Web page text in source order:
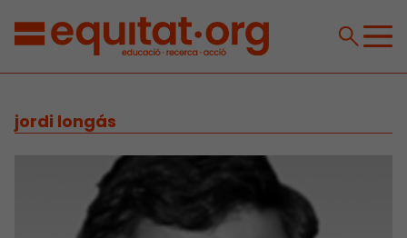
jordi longás